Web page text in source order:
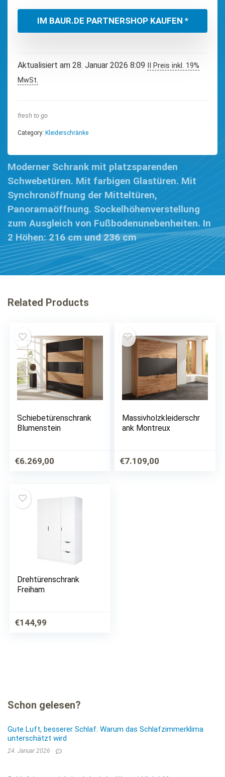
IM BAUR.DE PARTNERSHOP KAUFEN *
Aktualisiert am 28. Januar 2026 8:09
II Preis inkl. 19%
MwSt.
fresh to go
Category: Kleiderschränke
Moderner Schrank mit platzsparenden
Schwebetüren. Mit farbigen Glastüren. Mit
Synchronöffnung der Mitteltüren,
Panoramaöffnung. Sockelhöhenverstellung
zum Ausgleich von Fußbodenunebenheiten. In
2 Höhen: 216 cm und 236 cm
Related Products
Schiebetürenschrank
Blumenstein
€6.269,00
Massivholzkleiderschr
ank Montreux
€7.109,00
Drehtürenschrank
Freiham
€144,99
Schon gelesen?
Gute Luft, besserer Schlaf: Warum das Schlafzimmerklima
unterschätzt wird
24. Januar 2026